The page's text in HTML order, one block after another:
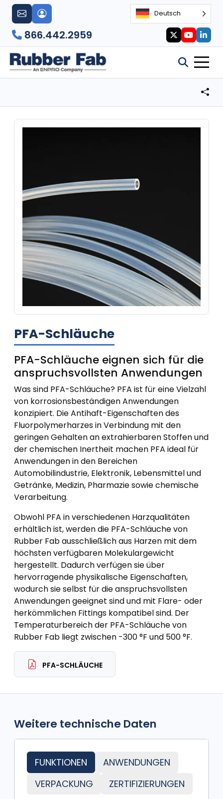
Deutsch
866.442.2959
PFA-Schläuche
PFA-Schläuche eignen sich für die
anspruchsvollsten Anwendungen
Was sind PFA-Schläuche? PFA ist für eine Vielzahl
von korrosionsbeständigen Anwendungen
konzipiert. Die Antihaft-Eigenschaften des
Fluorpolymerharzes in Verbindung mit den
geringen Gehalten an extrahierbaren Stoffen und
der chemischen Inertheit machen PFA ideal für
Anwendungen in den Bereichen
Automobilindustrie, Elektronik, Lebensmittel und
Getränke, Medizin, Pharmazie sowie chemische
Verarbeitung.
Obwohl PFA in verschiedenen Harzqualitäten
erhältlich ist, werden die PFA-Schläuche von
Rubber Fab ausschließlich aus Harzen mit dem
höchsten verfügbaren Molekulargewicht
hergestellt. Dadurch verfügen sie über
hervorragende physikalische Eigenschaften,
wodurch sie selbst für die anspruchsvollsten
Anwendungen geeignet sind und mit Flare- oder
herkömmlichen Fittings kompatibel sind. Der
Temperaturbereich der PFA-Schläuche von
Rubber Fab liegt zwischen -300 °F und 500 °F.
PFA-SCHLÄUCHE
Weitere technische Daten
FUNKTIONEN
ANWENDUNGEN
VERPACKUNG
ZERTIFIZIERUNGEN